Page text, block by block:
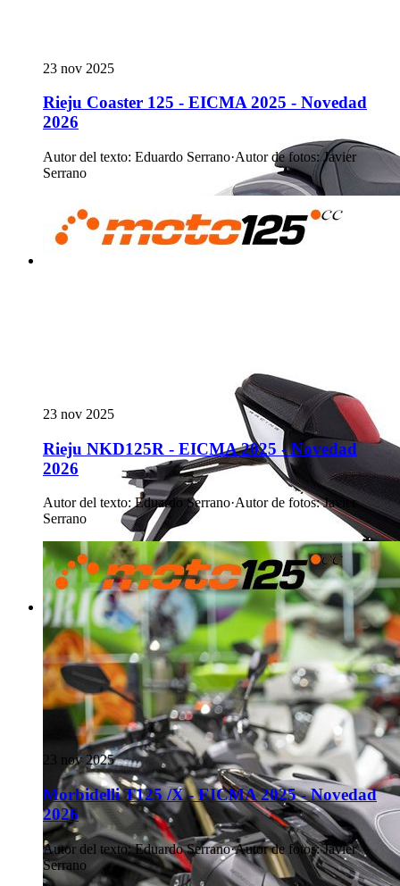
23 nov 2025
Rieju Coaster 125 - EICMA 2025 - Novedad
2026
Autor del texto: Eduardo Serrano·Autor de fotos: Javier
Serrano
23 nov 2025
Rieju NKD125R - EICMA 2025 - Novedad
2026
Autor del texto: Eduardo Serrano·Autor de fotos: Javier
Serrano
23 nov 2025
Morbidelli T125 /X - EICMA 2025 - Novedad
2026
Autor del texto: Eduardo Serrano·Autor de fotos: Javier
Serrano